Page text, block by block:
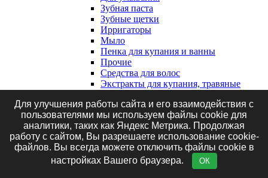
Зубная паста
Зубные щетки
Ирригаторы
Мыло
Пенка для купания и ванны
Прочие
Средства для волос
Экстракты для купания, травяные
Клеенки, наматрасники и впитывающие
пеленки
Впитывающие пеленки
Клеенки
Наматрасники
Маникюрные принадлежности
Для улучшения работы сайта и его взаимодействия с
пользователями мы используем файлы cookie для
аналитики, таких как Яндекс Метрика. Продолжая
работу с сайтом, Вы разрешаете использование cookie-
файлов. Вы всегда можете отключить файлы cookie в
настройках Вашего браузера.
ОК